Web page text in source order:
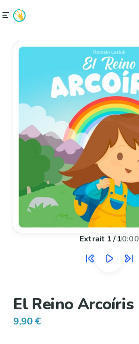
Extrait 1/10:00
El Reino Arcoíris
9,90 €